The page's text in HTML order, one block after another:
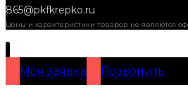
865@pkfkrepko.ru
Цены и характеристики товаров не являются
Моя заявка Позвонить